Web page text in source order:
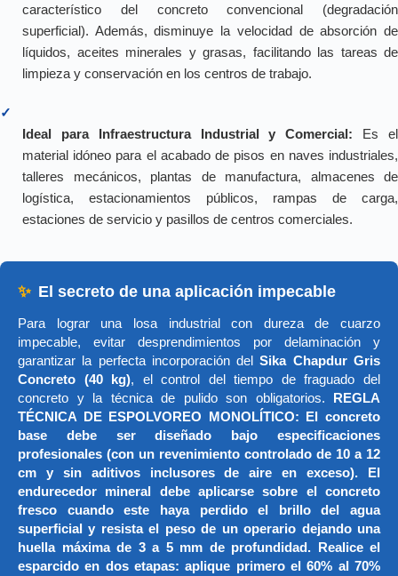
característico del concreto convencional (degradación
superficial). Además, disminuye la velocidad de absorción de
líquidos, aceites minerales y grasas, facilitando las tareas de
limpieza y conservación en los centros de trabajo.
✓
Ideal para Infraestructura Industrial y Comercial: Es el
material idóneo para el acabado de pisos en naves industriales,
talleres mecánicos, plantas de manufactura, almacenes de
logística, estacionamientos públicos, rampas de carga,
estaciones de servicio y pasillos de centros comerciales.
✨ El secreto de una aplicación impecable
Para lograr una losa industrial con dureza de cuarzo
impecable, evitar desprendimientos por delaminación y
garantizar la perfecta incorporación delSika Chapdur Gris
Concreto (40 kg), el control del tiempo de fraguado del
concreto y la técnica de pulido son obligatorios.
REGLA
TÉCNICA DE ESPOLVOREO MONOLÍTICO: El concreto
base debe ser diseñado bajo especificaciones
profesionales (con un revenimiento controlado de 10 a 12
cm y sin aditivos inclusores de aire en exceso). El
endurecedor mineral debe aplicarse sobre el concreto
fresco cuando este haya perdido el brillo del agua
superficial y resista el peso de un operario dejando una
huella máxima de 3 a 5 mm de profundidad. Realice el
esparcido en dos etapas: aplique primero el 60% al 70%